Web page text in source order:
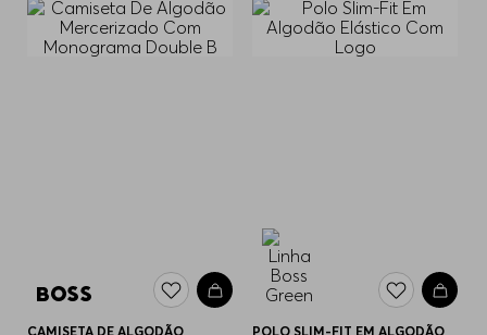
CAMISETA DE ALGODÃO POLO SLIM-FIT EM ALGODÃO